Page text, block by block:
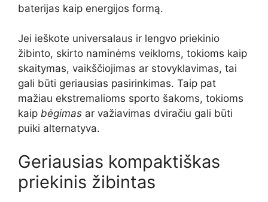
baterijas kaip energijos formą.
Jei ieškote universalaus ir lengvo priekinio
žibinto, skirto naminėms veikloms, tokioms kaip
skaitymas, vaikščiojimas ar stovyklavimas, tai
gali būti geriausias pasirinkimas. Taip pat
mažiau ekstremalioms sporto šakoms, tokioms
kaip bėgimas ar važiavimas dviračiu gali būti
puiki alternatyva.
Geriausias kompaktiškas
priekinis žibintas